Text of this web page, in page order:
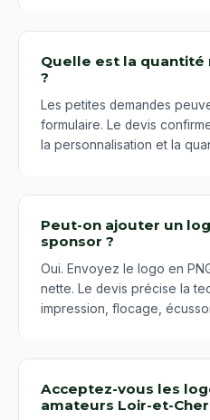
Quelle est la quantité
?
Les petites demandes
formulaire. Le devis
la personnalisation et la
Peut-on ajouter un
sponsor ?
Oui. Envoyez le logo en
nette. Le devis précise la
impression, flocage,
Acceptez-vous les
amateurs Loir-et-Cher